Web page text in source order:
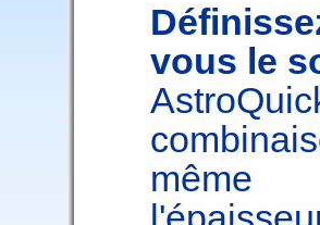
vous le
même